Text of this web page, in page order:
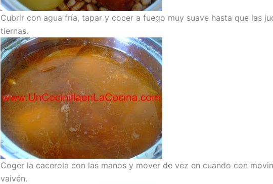
Cubrir con agua fría, tapar y cocer a fuego muy suave hasta que las
tiernas.
Coger la cacerola con las manos y mover de vez en cuando con
vaivén.